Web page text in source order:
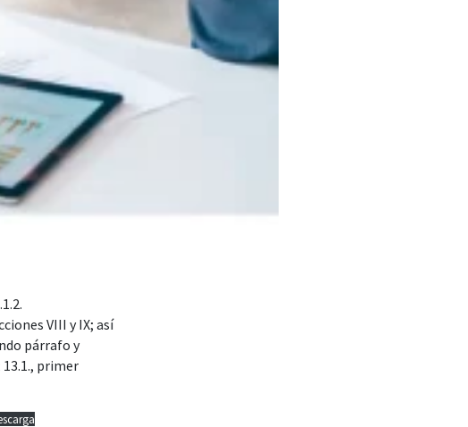
VIII y IX; así
párrafo y
13.1., primer